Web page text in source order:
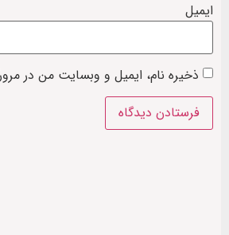
ایمیل
ذخیره نام، ایمیل و وبسایت من در